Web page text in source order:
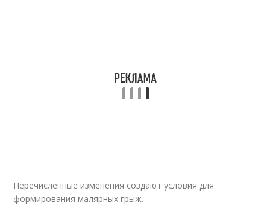
Перечисленные изменения создают условия для
формирования малярных грыж.